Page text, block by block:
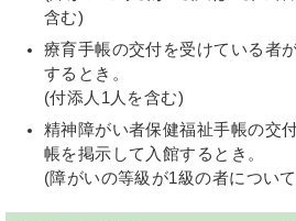
含む)
療育手帳の交付を受けている者
するとき。
(付添人1人を含む)
精神障がい者保健福祉手帳の交
帳を掲示して入館するとき。
(障がいの等級が1級の者につい